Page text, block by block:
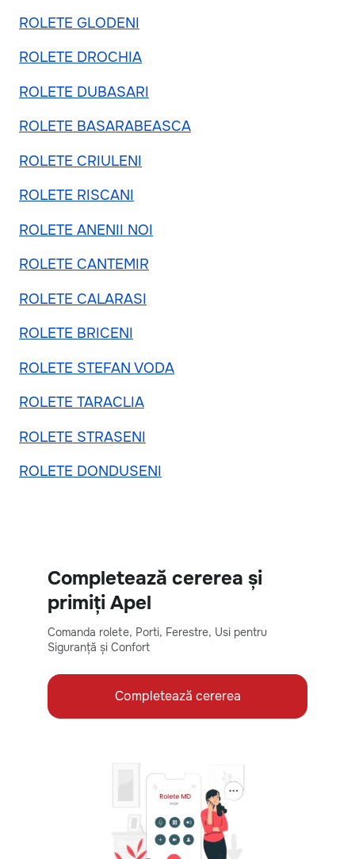
ROLETE GLODENI
ROLETE DROCHIA
ROLETE DUBASARI
ROLETE BASARABEASCA
ROLETE CRIULENI
ROLETE RISCANI
ROLETE ANENII NOI
ROLETE CANTEMIR
ROLETE CALARASI
ROLETE BRICENI
ROLETE STEFAN VODA
ROLETE TARACLIA
ROLETE STRASENI
ROLETE DONDUSENI
Completează cererea și
primiți Apel
Comanda rolete, Porti, Ferestre, Usi pentru
Siguranță și Confort
Completează cererea